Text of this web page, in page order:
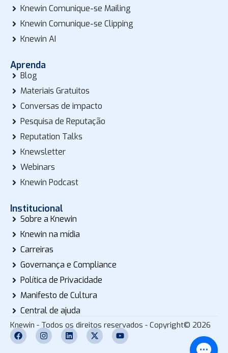
Knewin Comunique-se Mailing
Knewin Comunique-se Clipping
Knewin AI
Aprenda
Blog
Materiais Gratuitos
Conversas de impacto
Pesquisa de Reputação
Reputation Talks
Knewsletter
Webinars
Knewin Podcast
Institucional
Sobre a Knewin
Knewin na mídia
Carreiras
Governança e Compliance
Política de Privacidade
Manifesto de Cultura
Central de ajuda
Knewin - Todos os direitos reservados - Copyright© 2026